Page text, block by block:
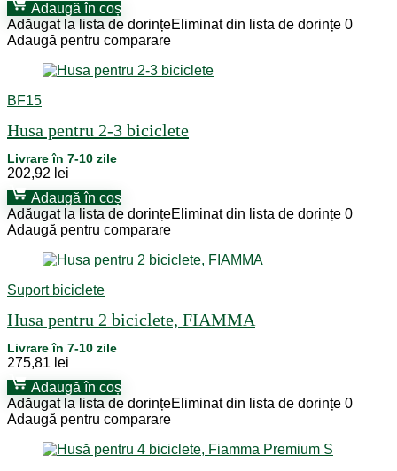
Adaugă în coș
Adăugat la lista de dorințeEliminat din lista de dorințe 0
Adaugă pentru comparare
BF15
Husa pentru 2-3 biciclete
Livrare în 7-10 zile
202,92 lei
Adaugă în coș
Adăugat la lista de dorințeEliminat din lista de dorințe 0
Adaugă pentru comparare
Suport biciclete
Husa pentru 2 biciclete, FIAMMA
Livrare în 7-10 zile
275,81 lei
Adaugă în coș
Adăugat la lista de dorințeEliminat din lista de dorințe 0
Adaugă pentru comparare